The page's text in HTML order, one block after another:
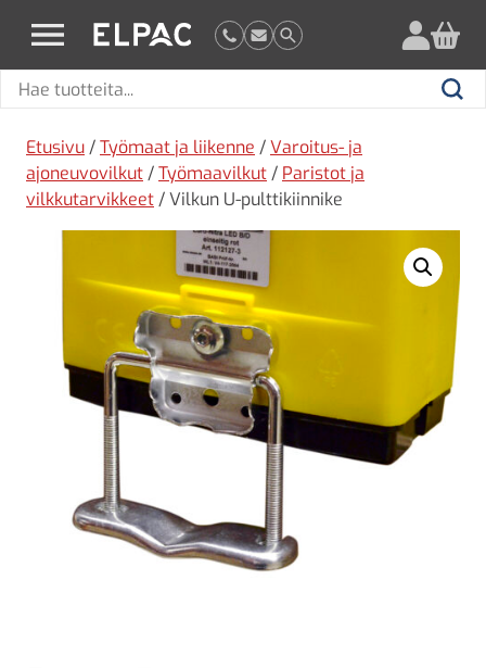
elpac.fi
Hae
Hae
Etusivu /Työmaat ja liikenne /Varoitus- ja
ajoneuvovilkut /Työmaavilkut / Paristot ja
vilkkutarvikkeet / Vilkun U-pulttikiinnike